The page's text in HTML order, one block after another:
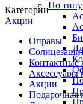
Категории
Акции
Оправы
Контактные
Аксессуары
Акции
Подарочная
По типу